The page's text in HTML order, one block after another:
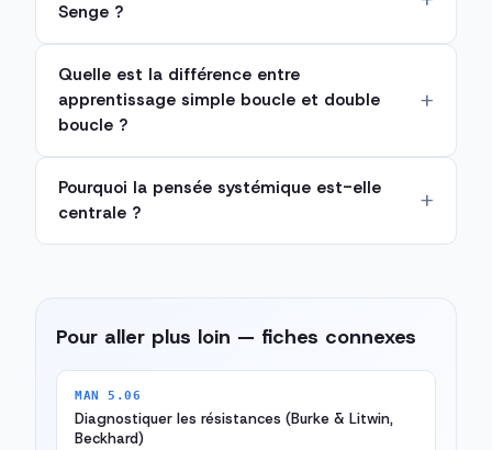
Senge ?
Quelle est la différence entre
apprentissage simple boucle et double
boucle ?
Pourquoi la pensée systémique est-elle
centrale ?
Pour aller plus loin — fiches connexes
MAN 5.06
Diagnostiquer les résistances (Burke & Litwin,
Beckhard)